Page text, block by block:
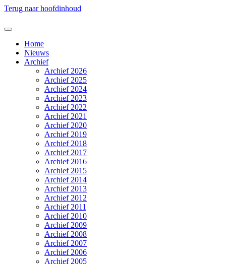
Terug naar hoofdinhoud
Home
Nieuws
Archief
Archief 2026
Archief 2025
Archief 2024
Archief 2023
Archief 2022
Archief 2021
Archief 2020
Archief 2019
Archief 2018
Archief 2017
Archief 2016
Archief 2015
Archief 2014
Archief 2013
Archief 2012
Archief 2011
Archief 2010
Archief 2009
Archief 2008
Archief 2007
Archief 2006
Archief 2005